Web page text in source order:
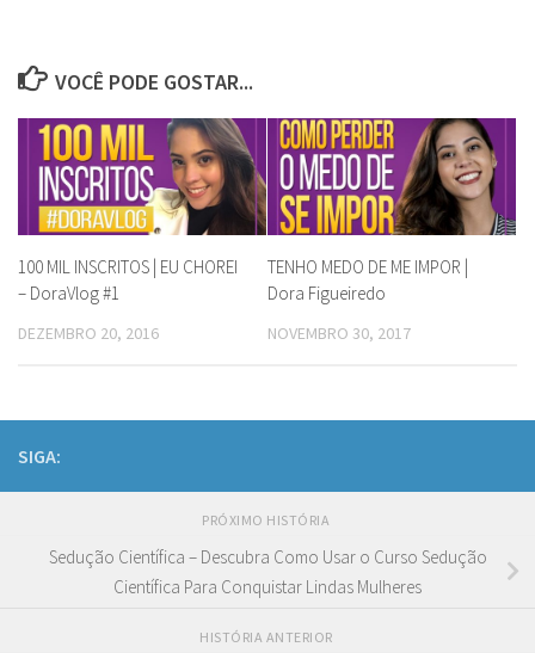
VOCÊ PODE GOSTAR...
100 MIL INSCRITOS | EU CHOREI
– DoraVlog #1
DEZEMBRO 20, 2016
TENHO MEDO DE ME IMPOR |
Dora Figueiredo
NOVEMBRO 30, 2017
SIGA:
PRÓXIMO HISTÓRIA
Sedução Científica – Descubra Como Usar o Curso Sedução
Científica Para Conquistar Lindas Mulheres
HISTÓRIA ANTERIOR